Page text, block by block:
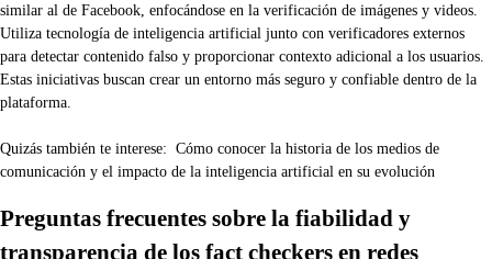
similar al de Facebook, enfocándose en la verificación de imágenes y videos.
Utiliza tecnología de inteligencia artificial junto con verificadores externos
para detectar contenido falso y proporcionar contexto adicional a los usuarios.
Estas iniciativas buscan crear un entorno más seguro y confiable dentro de la
plataforma.
Quizás también te interese: Cómo conocer la historia de los medios de
comunicación y el impacto de la inteligencia artificial en su evolución
Preguntas frecuentes sobre la fiabilidad y
transparencia de los fact checkers en redes